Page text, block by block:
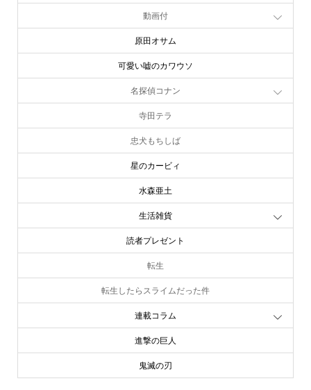
動画付
原田オサム
可愛い嘘のカワウソ
名探偵コナン
寺田テラ
忠犬もちしば
星のカービィ
水森亜土
生活雑貨
読者プレゼント
転生
転生したらスライムだった件
連載コラム
進撃の巨人
鬼滅の刃